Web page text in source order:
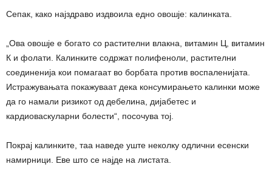
Сепак, како најздраво издвоила едно овошје: калинката.
„Ова овошје е богато со растителни влакна, витамин Ц, витамин
К и фолати. Калинките содржат полифеноли, растителни
соединенија кои помагаат во борбата против воспаленијата.
Истражувањата покажуваат дека консумирањето калинки може
да го намали ризикот од дебелина, дијабетес и
кардиоваскуларни болести“, посочува тој.
Покрај калинките, таа наведе уште неколку одлични есенски
намирници. Еве што се најде на листата.